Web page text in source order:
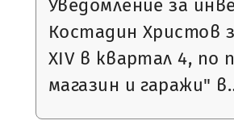
Уведомление за
Костадин Христов
XIV в квартал 4, по
магазин и гаражи"